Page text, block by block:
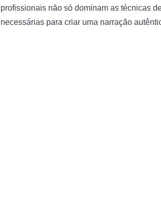
profissionais não só dominam as técnicas
necessárias para criar uma narração